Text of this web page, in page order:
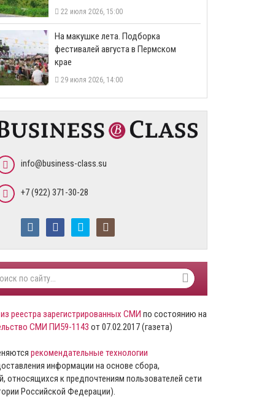
22 июля 2026, 15:00
На макушке лета. Подборка
фестивалей августа в Пермском
крае
29 июля 2026, 14:00
info@business-class.su
+7 (922) 371-30-28
реестра зарегистрированных СМИ по состоянию на
СМИ ПИ59-1143 от 07.02.2017 (газета)
рекомендательные технологии
информации на основе сбора,
относящихся к предпочтениям пользователей сети
Российской Федерации).